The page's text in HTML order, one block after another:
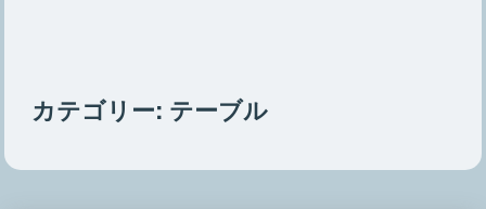
カテゴリー: テーブル